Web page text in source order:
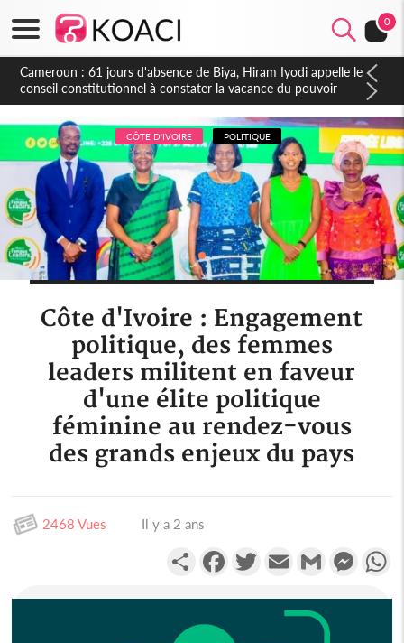
0
Côte d'Ivoire : Fin de la pagaille au PDCI-RDA, Lessiehi bannit
les mouvements sauvages
CÔTE D'IVOIRE POLITIQUE
Côte d'Ivoire : Engagement
politique, des femmes
leaders militent en faveur
d'une élite politique
féminine au rendez-vous
des grands enjeux du pays
2468 Vues Il y a 2 ans
PartagerFacebookTwitterEmail Gmail